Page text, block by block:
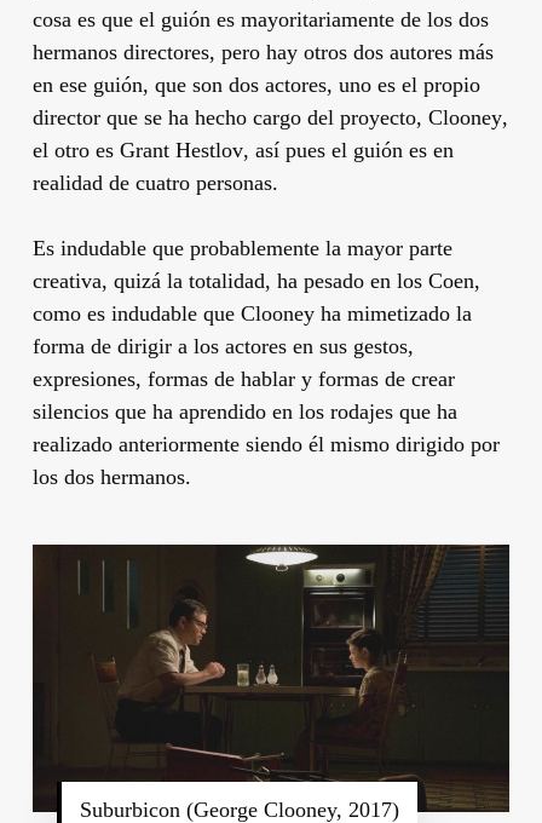
cosa es que el guión es mayoritariamente de los dos
hermanos directores, pero hay otros dos autores más
en ese guión, que son dos actores, uno es el propio
director que se ha hecho cargo del proyecto, Clooney,
el otro es Grant Hestlov, así pues el guión es en
realidad de cuatro personas.
Es indudable que probablemente la mayor parte
creativa, quizá la totalidad, ha pesado en los Coen,
como es indudable que Clooneyha mimetizado la
forma de dirigir a los actores en sus gestos,
expresiones, formas de hablar y formas de crear
silencios que ha aprendido en los rodajes que ha
realizado anteriormente siendo él mismo dirigido por
los dos hermanos.
Suburbicon (George Clooney, 2017)